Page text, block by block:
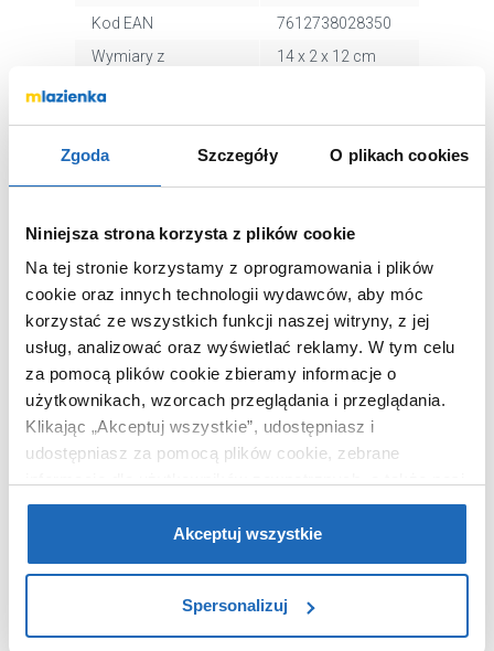
Zgoda Szczegóły O plikach cookies
Niniejsza strona korzysta z plików cookie
Na tej stronie korzystamy z oprogramowania i plików
cookie oraz innych technologii wydawców, aby móc
korzystać ze wszystkich funkcji naszej witryny, z jej
usług, analizować oraz wyświetlać reklamy. W tym celu
za pomocą plików cookie zbieramy informacje o
użytkownikach, wzorcach przeglądania i przeglądania.
Klikając „Akceptuj wszystkie”, udostępniasz i
udostępniasz za pomocą plików cookie, zebrane
partnerzy reklamowi.Jeśli chcesz, włącz „Tylko
wymagane pliki cookie”.Pamiętaj jednak, że
zablokowane niektóre pliki cookie mogą mieć wpływ na
Akceptuj wszystkie
Spersonalizuj
Kod EAN
7612738028350
Wymiary z
14 x 2 x 12 cm
Dane producenta
WARTO DOKUPIĆ